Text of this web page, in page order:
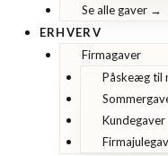
Se alle gaver →
ERHVERV
Firmagaver
Påskeæg til
Kundegaver